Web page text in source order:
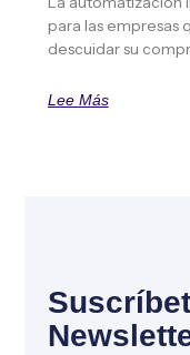
para las empresas
descuidar su
Lee Más